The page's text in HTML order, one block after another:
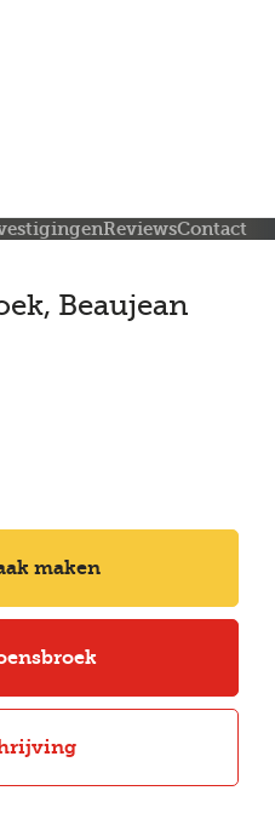
ReviewsContact
Beaujean
maken